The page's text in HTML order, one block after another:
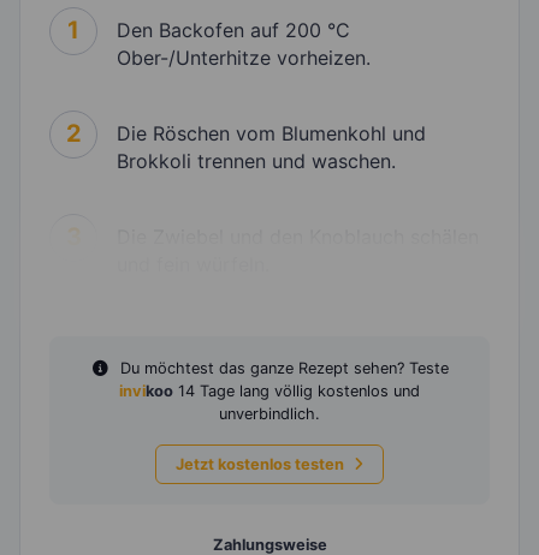
1
Den Backofen auf 200 °C
Ober-/Unterhitze vorheizen.
2
Die Röschen vom Blumenkohl und
Brokkoli trennen und waschen.
Du möchtest das ganze Rezept sehen? Teste
invikoo 14 Tage lang völlig kostenlos und
unverbindlich.
Jetzt kostenlos testen
Zahlungsweise